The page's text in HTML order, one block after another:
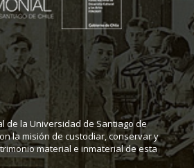
de la Universidad de Santiago de
la misión de custodiar, conservar y
material e inmaterial de esta